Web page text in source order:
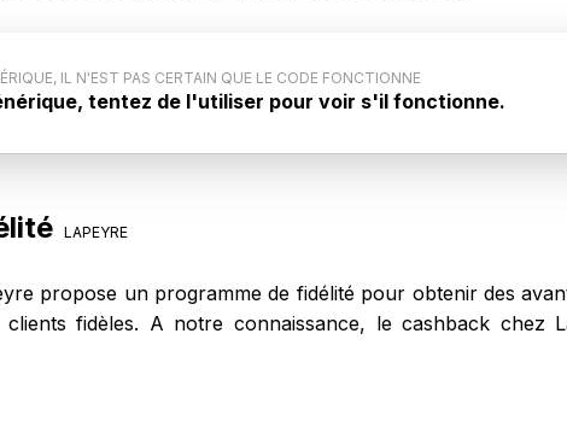
IL N'EST PAS CERTAIN QUE LE CODE FONCTIONNE
tentez de l'utiliser pour voir s'il fonctionne.
communiqué par le site internet. Aussi, il est possible que
LAPEYRE
propose un programme de fidélité pour obtenir des
fidèles. A notre connaissance, le cashback chez